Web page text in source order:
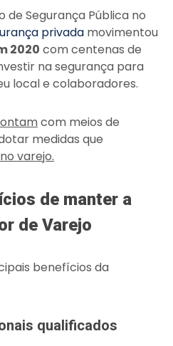
de Segurança Pública no
privada movimentou
2020 com centenas de
na segurança para
local e colaboradores.
com meios de
medidas que
varejo.
de manter a
de Varejo
benefícios da
qualificados